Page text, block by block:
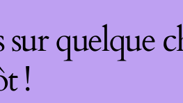
quelque
!